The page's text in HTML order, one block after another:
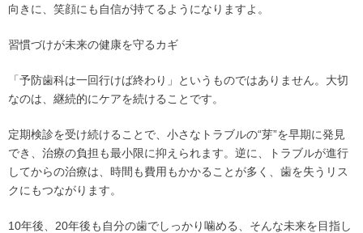
向きに、笑顔にも自信が持てるようになりますよ。
習慣づけが未来の健康を守るカギ
「予防歯科は一回行けば終わり」というものではありません。大切
なのは、継続的にケアを続けることです。
定期検診を受け続けることで、小さなトラブルの“芽”を早期に発見
でき、治療の負担も最小限に抑えられます。逆に、トラブルが進行
してからの治療は、時間も費用もかかることが多く、歯を失うリス
クにもつながります。
10年後、20年後も自分の歯でしっかり噛める、そんな未来を目指し